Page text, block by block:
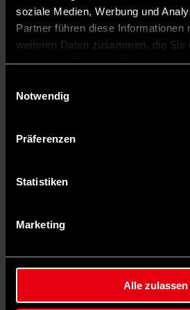
soziale Medien, Werbung und
Partner führen diese Informationen
weiteren Daten zusammen, die Sie
Notwendig
Präferenzen
Statistiken
Marketing
Alle zulassen
Voller Einsatz: Kapitän Mahmut